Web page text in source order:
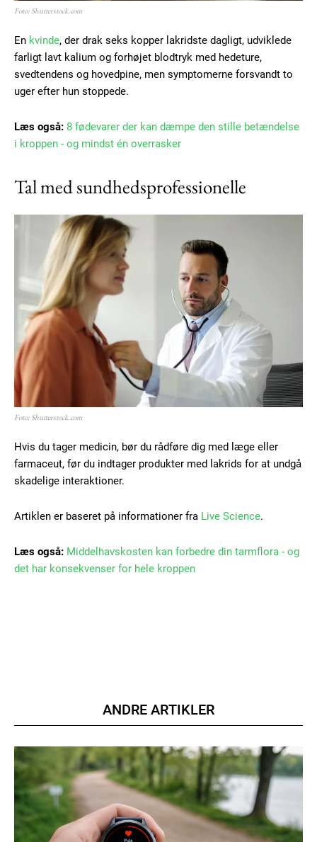
Foto: Shutterstock.com
En kvinde, der drak seks kopper lakridste dagligt, udviklede
farligt lavt kalium og forhøjet blodtryk med hedeture,
svedtendens og hovedpine, men symptomerne forsvandt to
uger efter hun stoppede.
Læs også: 8 fødevarer der kan dæmpe den stille betændelse
i kroppen - og mindst én overrasker
Tal med sundhedsprofessionelle
Foto: Shutterstock.com
Hvis du tager medicin, bør du rådføre dig med læge eller
farmaceut, før du indtager produkter med lakrids for at undgå
skadelige interaktioner.
Artiklen er baseret på informationer fra Live Science.
Læs også: Middelhavskosten kan forbedre din tarmflora - og
det har konsekvenser for hele kroppen
ANDRE ARTIKLER